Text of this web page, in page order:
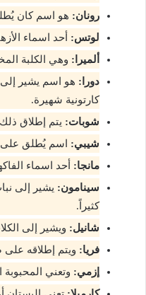
رونان: هو اسم كان
لوتس: أحد اسماء
ألميرا: وهي الكلبة
دورا: هو اسم يشير
كارتونية شهيرة.
شوبات: يتم إطلاق
شيبي: اسم يُطلق على
مانجا: أحد اسماء
سينامون: يشير إلى
كثيراً.
شانيل: ويشير إلى
فريا: ويتم إطلاقه على
إزمي: وتعني